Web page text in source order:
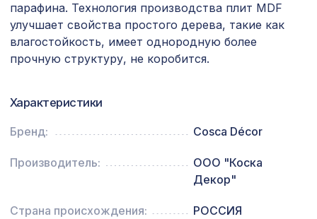
Молдинг MX016, 64х19, 2000мм,
Экополимер/13
653 ₽
Перфорированная потолочная плита
ЭЛЕНИКО, 595х595мм, ХДФ, бук
ВЕРОНИКА, 2070х930мм, ХДФ, дуб
Перфорированная панель КВАДРО
Перфорированная панель ДАМАСКО,
парафина. Технология производства плит MDF
улучшает свойства простого дерева, такие как
влагостойкость, имеет однородную более
прочную структуру, не коробится.
Характеристики
Бренд: Cosca Décor
Производитель:
ООО "Коска
Декор"
Страна происхождения: РОССИЯ